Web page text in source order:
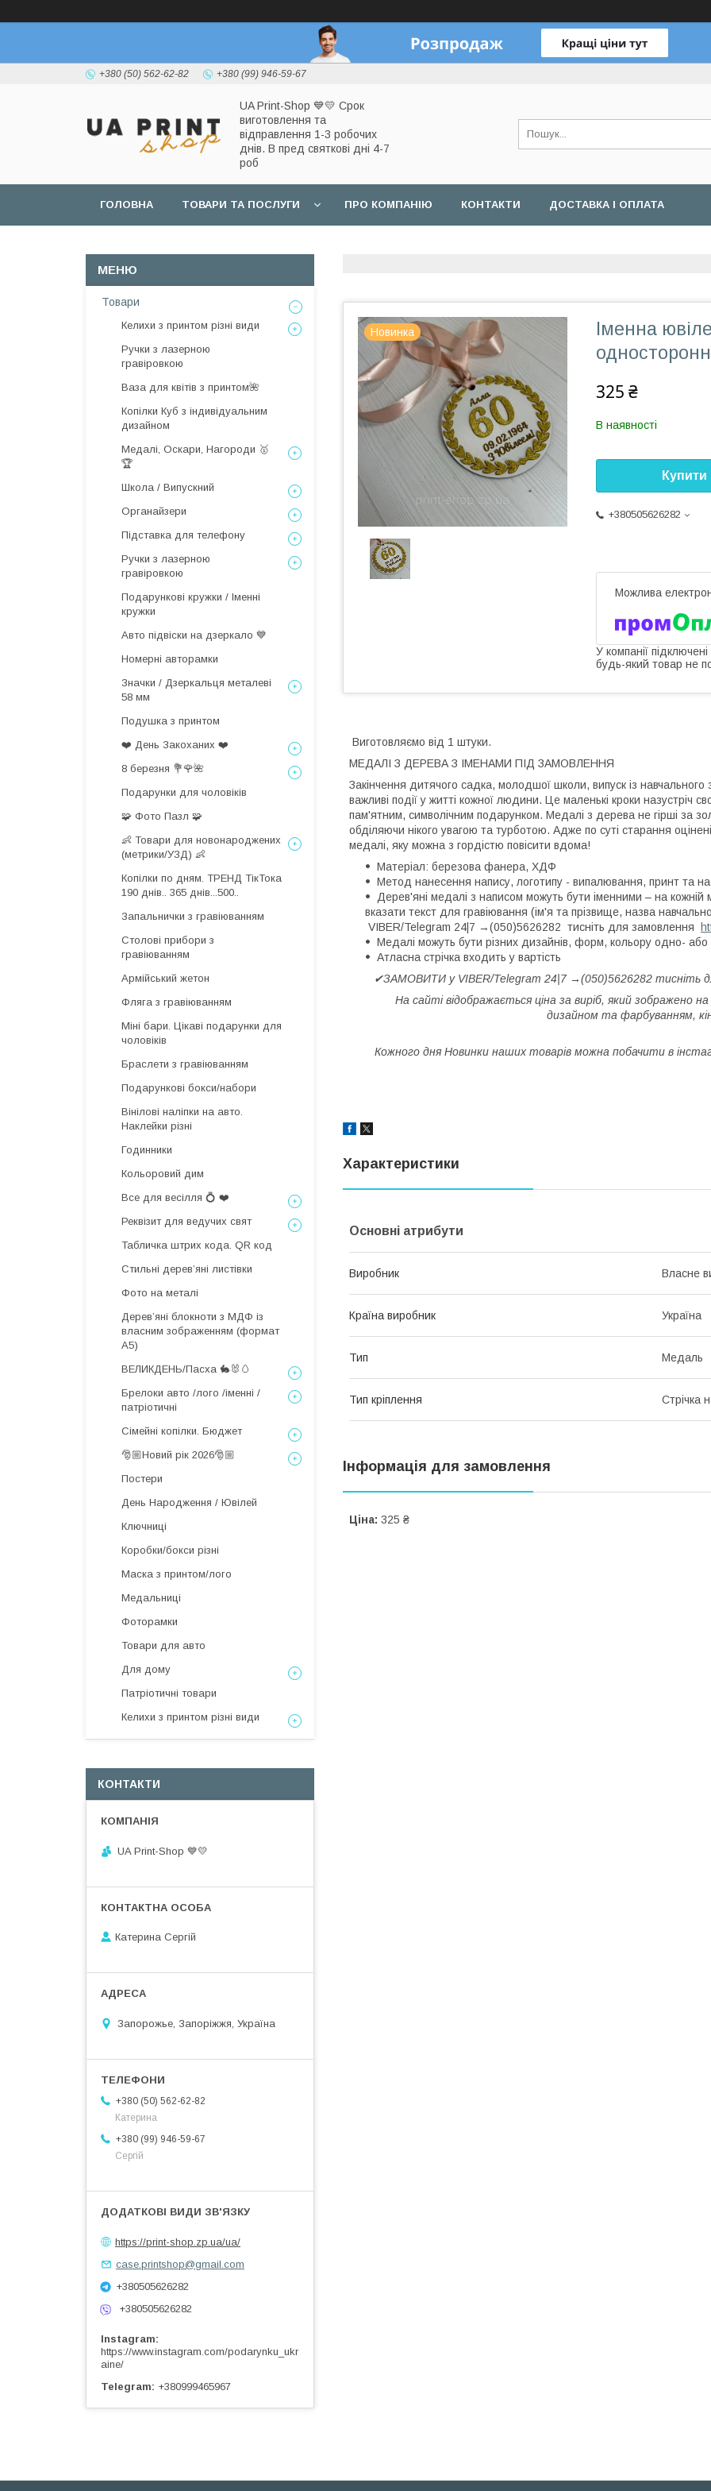
+380 (50) 562-62-82 +380 (99) 946-59-67
UA Print-Shop ​💙💛 Срок
виготовлення та
відправлення 1-3 робочих
днів. В пред святкові дні 4-7
роб
ГОЛОВНА ТОВАРИ ТА ПОСЛУГИ ПРО КОМПАНІЮ КОНТАКТИ ДОСТАВКА І ОПЛАТА
Новинка
Іменна
325 ₴
В наявності
Купити
+380505626282
У компанії
будь-який товар не
Виготовляємо від 1 штуки.
МЕДАЛІ З ДЕРЕВА З ІМЕНАМИ ПІД ЗАМОВЛЕННЯ
Закінчення дитячого садка, молодшої школи, випуск із
важливі події у житті кожної людини. Це маленькі кроки назустріч
пам'ятним, символічним подарунком. Медалі з дерева не гірші за
обділяючи нікого увагою та турботою. Адже по суті старання
медалі, яку можна з гордістю повісити вдома!
Матеріал: березова фанера, ХДФ
Метод нанесення напису, логотипу - випалювання, принт та
Дерев'яні медалі з написом можуть бути іменними – на кожній
вказати текст для гравіювання (ім'я та прізвище, назва
VIBER/Telegram 24|7 →(050)5626282 тисніть для замовлення
Медалі можуть бути різних дизайнів, форм, кольору одно- або
Атласна стрічка входить у вартість
✔ЗАМОВИТИ у VIBER/Telegram 24|7 →(050)5626282 тисніть
На сайті відображається ціна за виріб, який зображено
дизайном та фарбуванням,
Кожного дня Новинки наших товарів можна побачити в
Характеристики
Основні атрибути
Виробник Власне
Країна виробник Україна
Тип Медаль
Тип кріплення Стрічка
Інформація для замовлення
Ціна: 325 ₴
Товари
Келихи з принтом різні види
Ручки з лазерною
гравіровкою
Ваза для квітів з принтом🌺
Копілки Куб з індивідуальним
дизайном
Медалі, Оскари, Нагороди 🥇
🏆
Школа / Випускний
Органайзери
Підставка для телефону
Ручки з лазерною
гравіровкою
Подарункові кружки / Іменні
кружки
Авто підвіски на дзеркало 💙
Номерні авторамки
Значки / Дзеркальця металеві
58 мм
Подушка з принтом
❤️ День Закоханих ❤️
8 березня 💐🌹🌺
Подарунки для чоловіків
🧩 Фото Пазл 🧩
👶 Товари для новонароджених
(метрики/УЗД) 👶
Копілки по дням. ТРЕНД ТікТока
190 днів.. 365 днів...500..
Запальнички з гравіюванням
Столові прибори з
гравіюванням
Армійський жетон
Фляга з гравіюванням
Міні бари. Цікаві подарунки для
чоловіків
Браслети з гравіюванням
Подарункові бокси/набори
Вінілові наліпки на авто.
Наклейки різні
Годинники
Кольоровий дим
Все для весілля 💍 ❤️
Реквізит для ведучих свят
Табличка штрих кода. QR код
Стильні деревʼяні листівки
Фото на металі
Дерев’яні блокноти з МДФ із
власним зображенням (формат
А5)
ВЕЛИКДЕНЬ/Пасха 🐇🐰🥚
Брелоки авто /лого /іменні /
патріотичні
Сімейні копілки. Бюджет
🎅🏼Новий рік 2026🎅🏼
Постери
День Народження / Ювілей
Ключниці
Коробки/бокси різні
Маска з принтом/лого
Медальниці
Фоторамки
Товари для авто
Для дому
Патріотичні товари
Келихи з принтом різні види
КОНТАКТИ
UA Print-Shop ​💙💛
Катерина Сергій
Запорожье, Запоріжжя, Україна
+380 (50) 562-62-82
Катерина
+380 (99) 946-59-67
Сергій
https://print-shop.zp.ua/ua/
case.printshop@gmail.com
+380505626282
+380505626282
Instagram
https://www.instagram.com/podarynku_ukr
aine/
Telegram
+380999465967